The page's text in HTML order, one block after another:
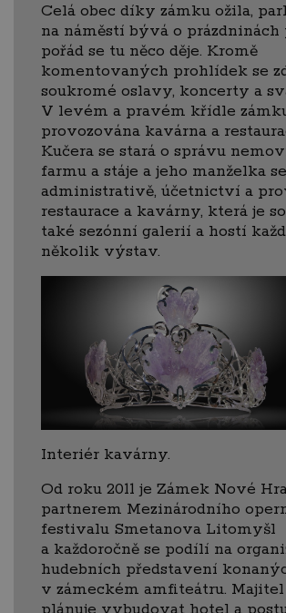
Celá obec díky zámku ožila,
na náměstí bývá o prázdninách
pořád se tu něco děje. Kromě
komentovaných prohlídek se
soukromé oslavy, koncerty a
V levém a pravém křídle
provozována kavárna a
Kučera se stará o správu
farmu a stáje a jeho manželka
administrativě, účetnictví a
restaurace a kavárny, která je
také sezónní galerií a hostí
několik výstav.
Interiér kavárny.
Od roku 2011 je Zámek Nové
partnerem Mezinárodního
festivalu Smetanova Litomyšl
a každoročně se podílí na
hudebních představení
v zámeckém amfiteátru.